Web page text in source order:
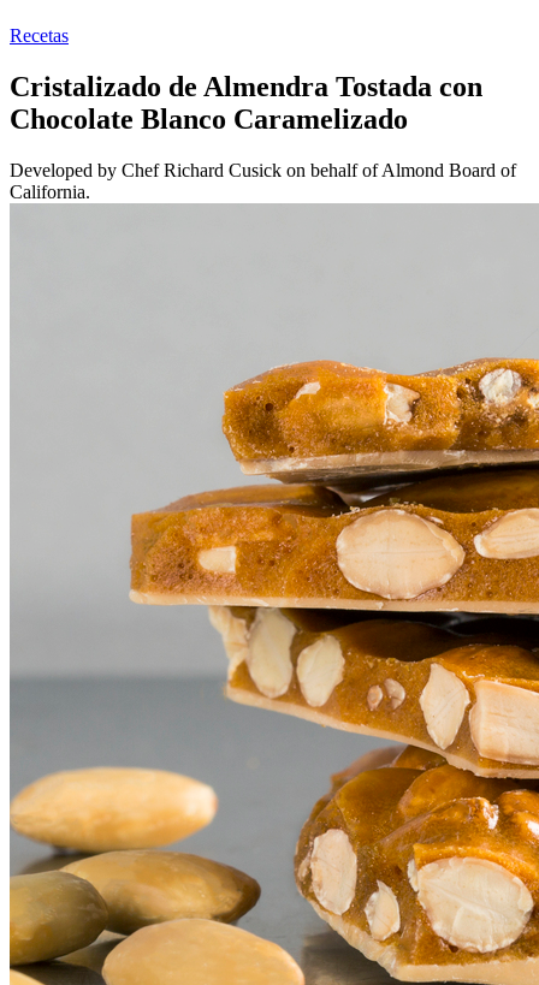
Recetas
Cristalizado de Almendra Tostada con
Chocolate Blanco Caramelizado
Developed by Chef Richard Cusick on behalf of Almond Board of
California.